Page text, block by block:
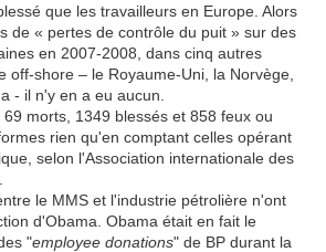
que les travailleurs en Europe. Alors
de « pertes de contrôle du puit » sur des
en 2007-2008, dans cinq autres
off-shore – le Royaume-Uni, la Norvège,
- il n'y en a eu aucun.
morts, 1349 blessés et 858 feux ou
rien qu'en comptant celles opérant
selon l'Association internationale des
le MMS et l'industrie pétrolière n'ont
d'Obama. Obama était en fait le
"employee donations" de BP durant la